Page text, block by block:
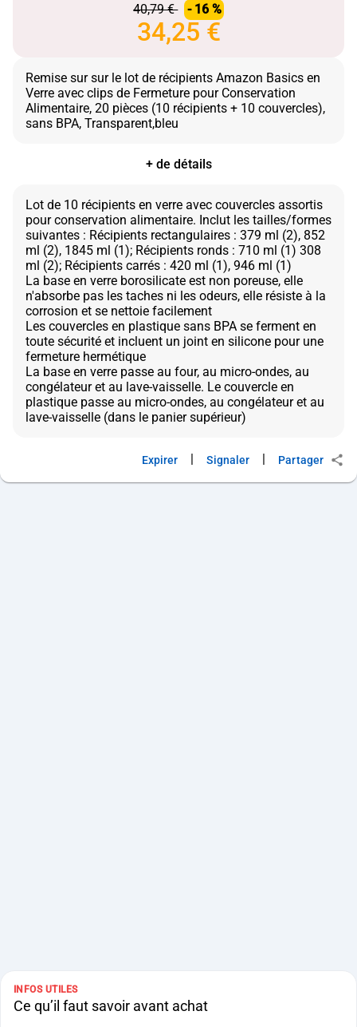
40,79 € - 16 %
34,25 €
Remise sur sur le lot de récipients Amazon Basics en
Verre avec clips de Fermeture pour Conservation
Alimentaire, 20 pièces (10 récipients + 10 couvercles),
+ de détails
Lot de 10 récipients en verre avec couvercles assortis
pour conservation alimentaire. Inclut les tailles/formes
suivantes : Récipients rectangulaires : 379 ml (2), 852
ml (2), 1845 ml (1); Récipients ronds : 710 ml (1) 308
ml (2); Récipients carrés : 420 ml (1), 946 ml (1)
La base en verre borosilicate est non poreuse, elle
n'absorbe pas les taches ni les odeurs, elle résiste à la
corrosion et se nettoie facilement
Les couvercles en plastique sans BPA se ferment en
toute sécurité et incluent un joint en silicone pour une
fermeture hermétique
La base en verre passe au four, au micro-ondes, au
congélateur et au lave-vaisselle. Le couvercle en
plastique passe au micro-ondes, au congélateur et au
Expirer Signaler Partager
INFOS UTILES
Ce qu’il faut savoir avant achat